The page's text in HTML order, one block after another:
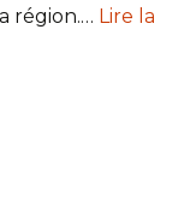
région.… Lire la